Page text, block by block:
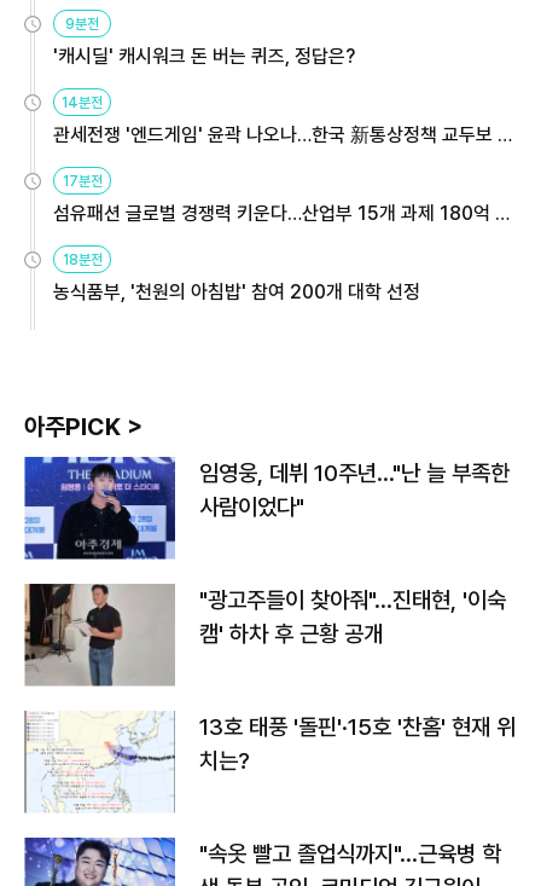
9분전
'캐시딜' 캐시워크 돈 버는 퀴즈, 정답은?
14분전
관세전쟁 '엔드게임' 윤곽 나오나…한국 新통상정책 교두보 활
17분전
섬유패션 글로벌 경쟁력 키운다…산업부 15개 과제 180억 지
18분전
농식품부, '천원의 아침밥' 참여 200개 대학 선정
아주PICK >
임영웅, 데뷔 10주년…"난 늘 부족한
사람이었다"
"광고주들이 찾아줘"…진태현, '이숙
캠' 하차 후 근황 공개
13호 태풍 '돌핀'·15호 '찬홈' 현재 위
치는?
"속옷 빨고 졸업식까지"…근육병 학